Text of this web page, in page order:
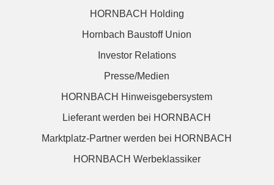
HORNBACH Holding
Hornbach Baustoff Union
Investor Relations
Presse/Medien
HORNBACH Hinweisgebersystem
Lieferant werden bei HORNBACH
Marktplatz-Partner werden bei HORNBACH
HORNBACH Werbeklassiker